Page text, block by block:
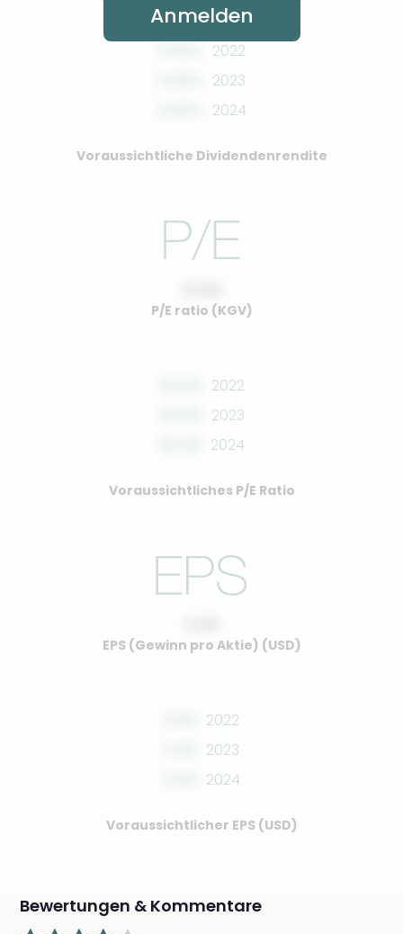
2022
2023
2024
Voraussichtliche Dividendenrendite
P/E ratio (KGV)
2022
2023
2024
Voraussichtliches P/E Ratio
EPS (Gewinn pro Aktie) (USD)
2022
2023
2024
Voraussichtlicher EPS (USD)
Anmelden
Bewertungen & Kommentare